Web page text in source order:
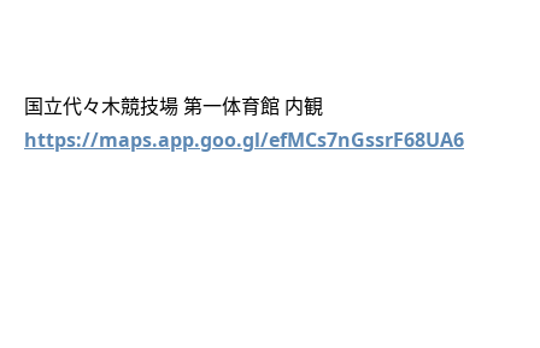
国立代々木競技場 第一体育館 内観
https://maps.app.goo.gl/efMCs7nGssrF68UA6